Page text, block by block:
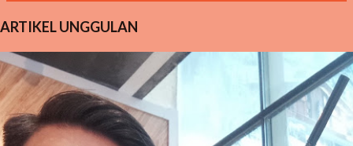
o
s
t
s
ARTIKEL UNGGULAN